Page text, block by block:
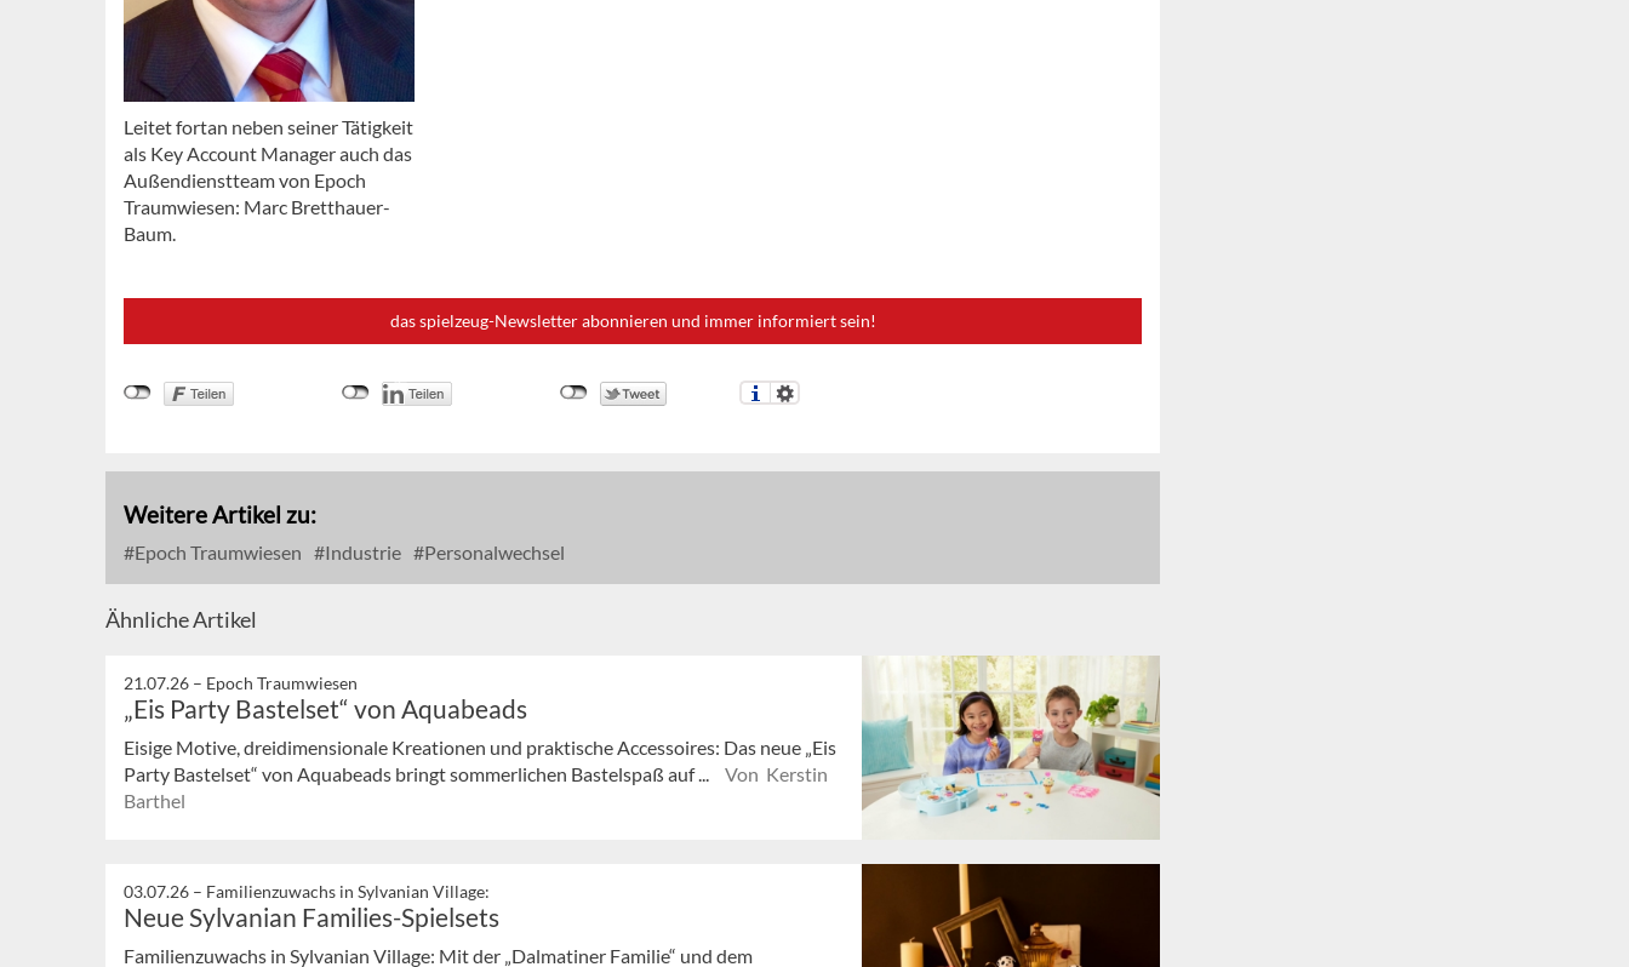
Leitet fortan neben seiner Tätigkeit
als Key Account Manager auch das
Außendienstteam von Epoch
Traumwiesen: Marc Bretthauer-
Baum.
das spielzeug-Newsletter abonnieren und immer informiert sein!
Weitere Artikel zu:
Epoch Traumwiesen Industrie Personalwechsel
Ähnliche Artikel
21.07.26 – Epoch Traumwiesen
„Eis Party Bastelset“ von Aquabeads
Eisige Motive, dreidimensionale Kreationen und praktische Accessoires: Das neue „Eis
Party Bastelset“ von Aquabeads bringt sommerlichen Bastelspaß auf ...
Von Kerstin
Barthel
03.07.26 – Familienzuwachs in Sylvanian Village:
Neue Sylvanian Families-Spielsets
Familienzuwachs in Sylvanian Village: Mit der „Dalmatiner Familie“ und dem